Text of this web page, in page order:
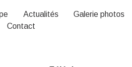
Actualités
Galerie photos
Contact